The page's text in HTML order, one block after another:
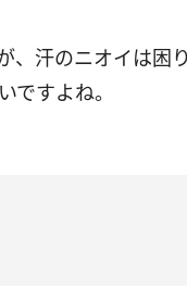
、汗のニオイは困
ですよね。